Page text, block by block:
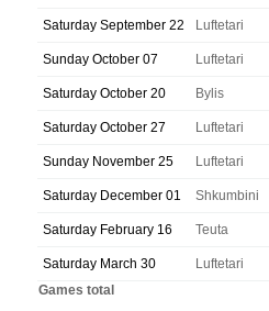
Saturday September 22 Luftetari
Sunday October 07 Luftetari
Saturday October 20 Bylis
Saturday October 27 Luftetari
Sunday November 25 Luftetari
Saturday December 01 Shkumbini
Saturday February 16 Teuta
Saturday March 30 Luftetari
Games total